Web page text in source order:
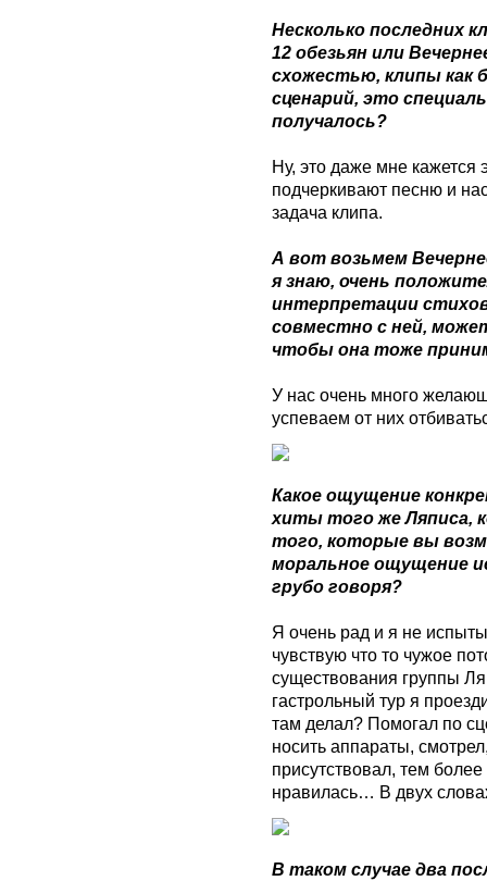
Несколько последних
12 обезьян или
схожестью, клипы как
сценарий, это
получалось?
Ну, это даже мне кажется
подчеркивают песню и
задача клипа.
А вот возьмем
я знаю, очень
интерпретации
совместно с ней,
чтобы она тоже
У нас очень много
успеваем от них
Какое ощущение
хиты того же Ляписа,
того, которые вы
моральное ощущение
грубо говоря?
Я очень рад и я не
чувствую что то чужое
существования группы
гастрольный тур я
там делал? Помогал по
носить аппараты,
присутствовал, тем
нравилась… В двух
В таком случае два